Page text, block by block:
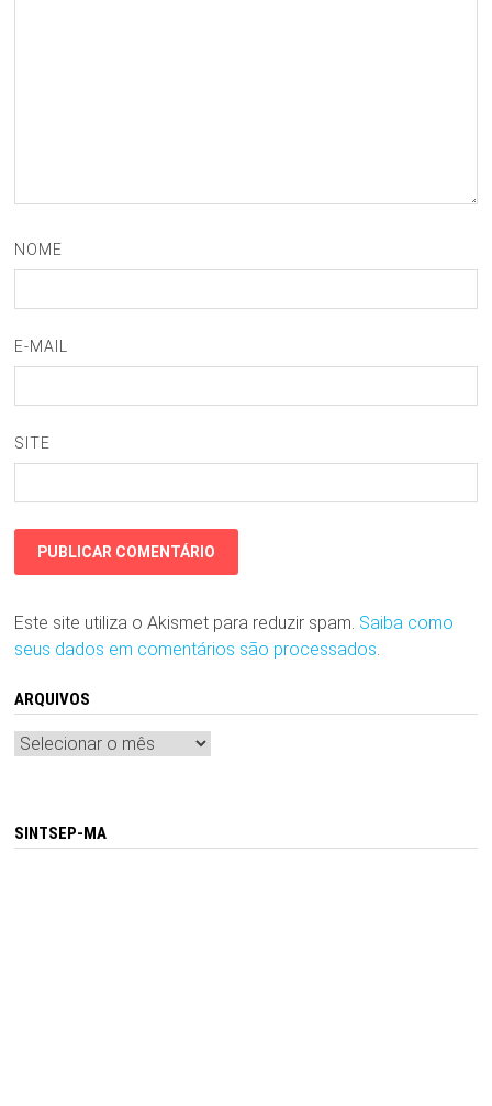
NOME
E-MAIL
SITE
Este site utiliza o Akismet para reduzir spam. Saiba como
seus dados em comentários são processados.
ARQUIVOS
Arquivos
SINTSEP-MA